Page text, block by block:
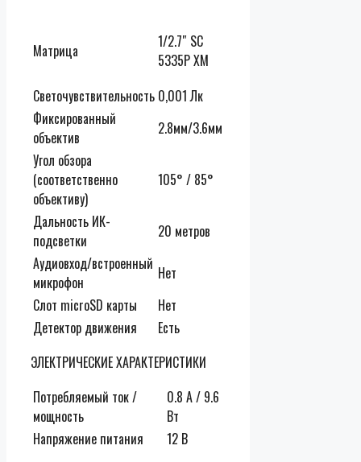
Матрица
1/2.7″ SC
5335P XM
Светочувствительность 0,001 Лк
Фиксированный
объектив
2.8мм/3.6мм
Угол обзора
(соответственно
объективу)
105° / 85°
Дальность ИК-
подсветки
20 метров
Аудиовход/встроенный
микрофон
Нет
Слот microSD карты
Нет
Детектор движения
Есть
ЭЛЕКТРИЧЕСКИЕ ХАРАКТЕРИСТИКИ
Потребляемый ток /
мощность
0.8 А / 9.6
Вт
Напряжение питания
12 В